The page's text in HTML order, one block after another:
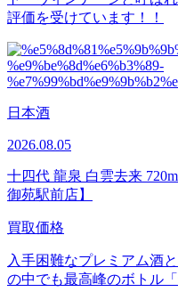
評価を受けています！！
日本酒
2026.08.05
十四代 龍泉​ 白雲去来
御苑駅前店】
買取価格
入手困難なプレミアム酒
の中でも最高峰のボトル